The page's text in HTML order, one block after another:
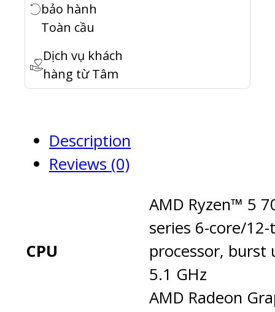
bảo hành
Toàn cầu
Dịch vụ khách
hàng từ Tâm
Description
Reviews (0)
CPU
AMD Ryzen™ 5
series 6-core/
processor, burst
5.1 GHz
AMD Radeon